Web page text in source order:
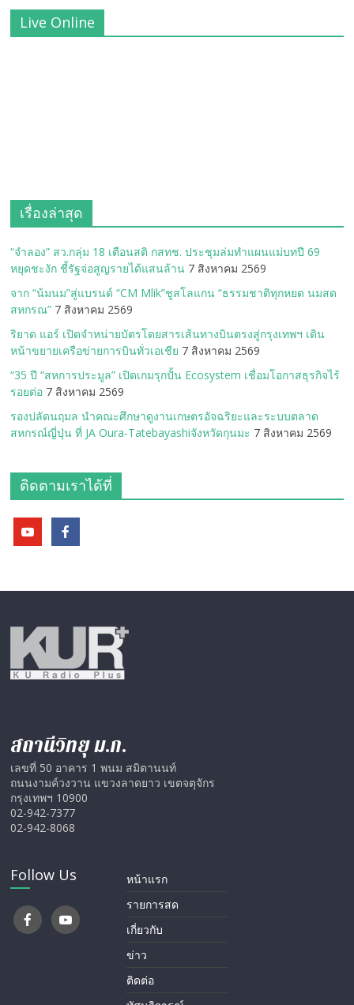
Live Online
เรื่องล่าสุด
“จำลอง” สว.กลุ่ม 18 เตือนสติ กสทช. ประชุมล่มทำแผนแม่บทปี 69
หยุดชะงัก ชี้รัฐจ่อสูญรายได้แสนล้าน 7 สิงหาคม 2569
จาก “น้มนม”สู่แบรนด์ “CM Mlik”ชูสโลแกน “ธรรมชาติทุกหยด นมสด
สหกรณ” 7 สิงหาคม 2569
ริยาด แอร์ เปิดจำหน่ายบัตรโดยสารเส้นทางบินตรงสู่กรุงเทพฯ เดิน
หน้าขยายเครือข่ายการบินทั่วเอเชีย 7 สิงหาคม 2569
“35 ปี “สหการประมูล” เปิดเกมรุกปั้น Ecosystem เชื่อมโอกาสธุรกิจไร้
รอยต่อ 7 สิงหาคม 2569
รองปลัดนฤมล นำคณะศึกษาดูงานเกษตรอัจฉริยะและระบบตลาด
สหกรณ์ญี่ปุ่น ที่ JA Oura-Tatebayashiจังหวัดกุนมะ 7 สิงหาคม 2569
ติดตามเราได้ที่
สถานีวิทยุ ม.ก.
เลขที่ 50 อาคาร 1 พนม สมิตานนท์
ถนนงามค์วงวาน แขวงลาดยาว เขตจตุจักร
กรุงเทพฯ 10900
02-942-7377
02-942-8068
Follow Us
หน้าแรก
รายการสด
เกี่ยวกับ
ข่าว
ติดต่อ